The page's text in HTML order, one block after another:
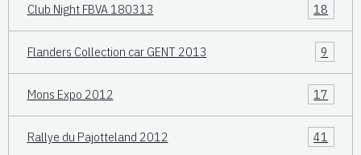
Club Night FBVA 180313 18
Flanders Collection car GENT 2013 9
Mons Expo 2012 17
Rallye du Pajotteland 2012 41